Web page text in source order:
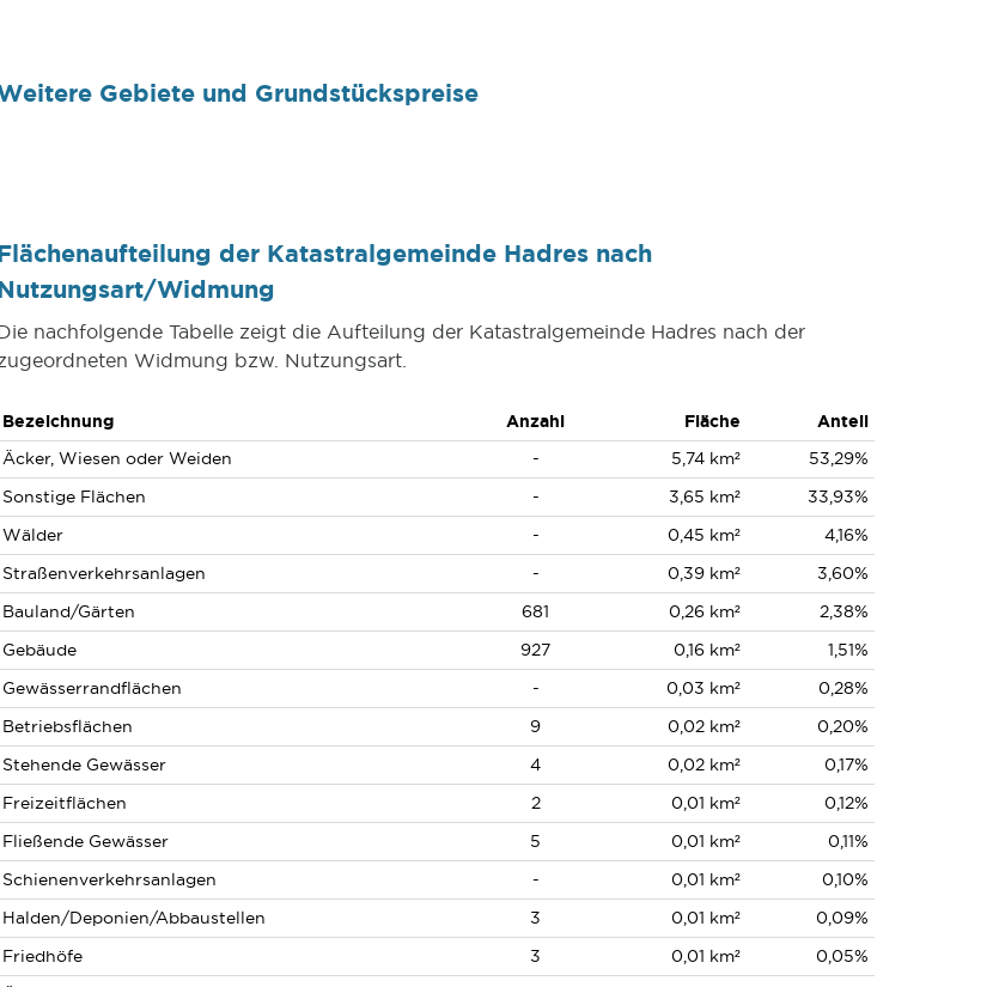
Gebiete und Grundstückspreise
der Katastralgemeinde Hadres nach
Widmung
nachfolgende Tabelle zeigt die Aufteilung der Katastralgemeinde Hadres nach der
Widmung bzw. Nutzungsart.
Bezeichnung Anzahl Fläche
Anteil
Äcker, Wiesen oder Weiden
- 5,74 km²
53,29%
Sonstige Flächen
- 3,65 km²
33,93%
Wälder
- 0,45 km²
4,16%
Straßenverkehrsanlagen
- 0,39 km²
3,60%
Bauland/Gärten
681 0,26 km²
2,38%
Gebäude
927 0,16 km²
1,51%
Gewässerrandflächen
- 0,03 km²
0,28%
Betriebsflächen
9 0,02 km²
0,20%
Stehende Gewässer
4 0,02 km²
0,17%
Freizeitflächen
2 0,01 km²
0,12%
Fließende Gewässer
5 0,01 km²
0,11%
Schienenverkehrsanlagen
- 0,01 km²
0,10%
Halden/Deponien/Abbaustellen
3 0,01 km²
0,09%
Friedhöfe
3 0,01 km²
0,05%